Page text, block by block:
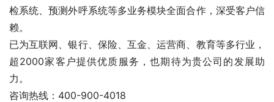
检系统、预测外呼系统等多业务模块全面合作，深受客户信
赖。
已为互联网、银行、保险、互金、运营商、教育等多行业，
超2000家客户提供优质服务，也期待为贵公司的发展助
力。
咨询热线：400-900-4018